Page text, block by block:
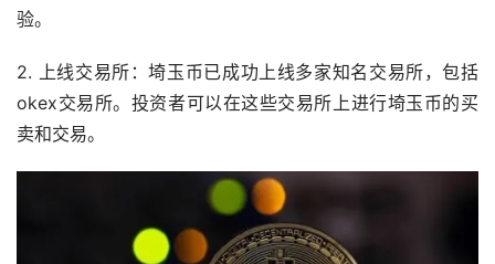
验。
2. 上线交易所 ：埼玉币已成功上线多家知名交易所，包括
okex交易所。投资者可以在这些交易所上进行埼玉币的买
卖和交易。